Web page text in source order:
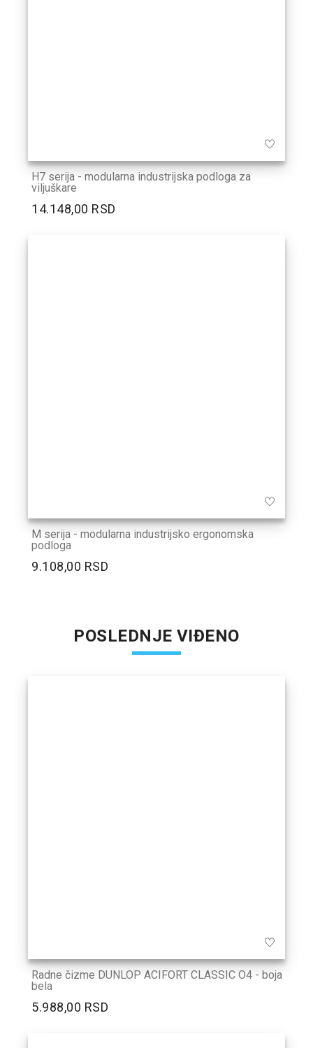
H7 serija - modularna industrijska podloga za
viljuškare
14.148,00 RSD
M serija - modularna industrijsko ergonomska
podloga
9.108,00 RSD
POSLEDNJE VIĐENO
Radne čizme DUNLOP ACIFORT CLASSIC O4 - boja
bela
5.988,00 RSD